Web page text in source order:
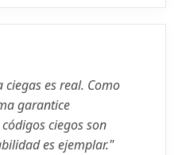
es real. Como
garantice
ciegos son
es ejemplar."